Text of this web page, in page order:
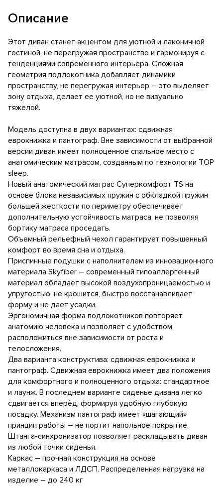
Описание
Этот диван станет акцентом для уютной и лаконичной
гостиной, не перегружая пространство и гармонируя с
тенденциями современного интерьера. Сложная
геометрия подлокотника добавляет динамики
пространству, не перегружая интерьер – это выделяет
зону отдыха, делает ее уютной, но не визуально
тяжелой.
Модель доступна в двух вариантах: сдвижная
еврокнижка и пантограф. Вне зависимости от выбранной
версии диван имеет полноценное спальное место с
анатомическим матрасом, созданным по технологии TOP
sleep.
Новый анатомический матрас Суперкомфорт TS на
основе блока независимых пружин с обкладкой пружин
большей жесткости по периметру обеспечивает
дополнительную устойчивость матраса, не позволяя
бортику матраса проседать.
Объемный рельефный чехол гарантирует повышенный
комфорт во время сна и отдыха.
Приспинные подушки с наполнителем из инновационного
материала Skyfiber – современный гипоаллергенный
материал обладает высокой воздухопроницаемостью и
упругостью, не крошится, быстро восстанавливает
форму и не дает усадки.
Эргономичная форма подлокотников повторяет
анатомию человека и позволяет с удобством
расположиться вне зависимости от роста и
телосложения.
Два варианта конструктива: сдвижная еврокнижка и
пантограф. Сдвижная еврокнижка имеет два положения
для комфортного и полноценного отдыха: стандартное
и лаунж. В последнем варианте сиденье дивана легко
сдвигается вперёд, формируя удобную глубокую
посадку. Механизм пантограф имеет «шагающий»
принцип работы – не портит напольное покрытие.
Штанга-синхронизатор позволяет раскладывать диван
из любой точки сиденья.
Каркас – прочная конструкция на основе
металлокаркаса и ЛДСП. Распределенная нагрузка на
изделие – до 240 кг